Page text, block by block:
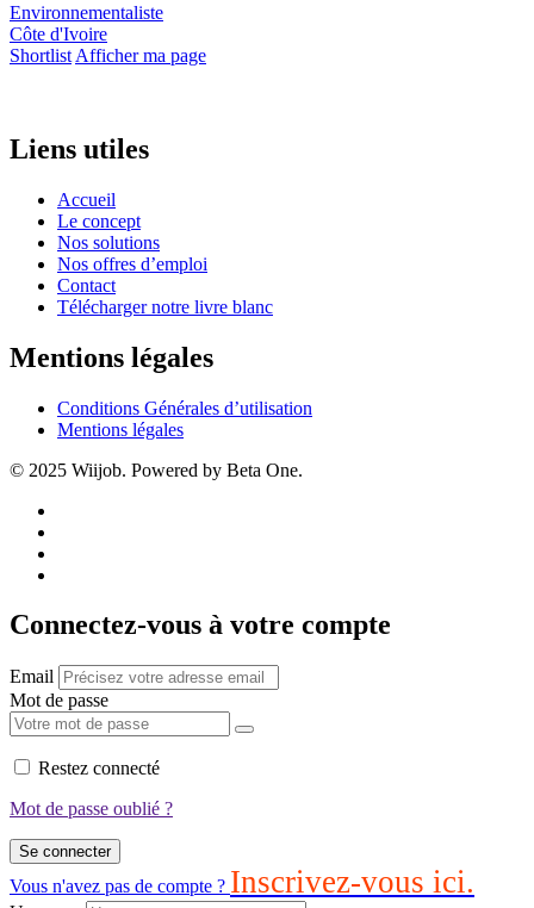
Environnementaliste
Côte d'Ivoire
Shortlist Afficher ma page
Liens utiles
Accueil
Le concept
Nos solutions
Nos offres d’emploi
Contact
Télécharger notre livre blanc
Mentions légales
Conditions Générales d’utilisation
Mentions légales
© 2025 Wiijob. Powered by Beta One.
Connectez-vous à votre compte
Email
Mot de passe
Restez connecté
Mot de passe oublié ?
Se connecter
Vous n'avez pas de compte ? Inscrivez-vous ici.